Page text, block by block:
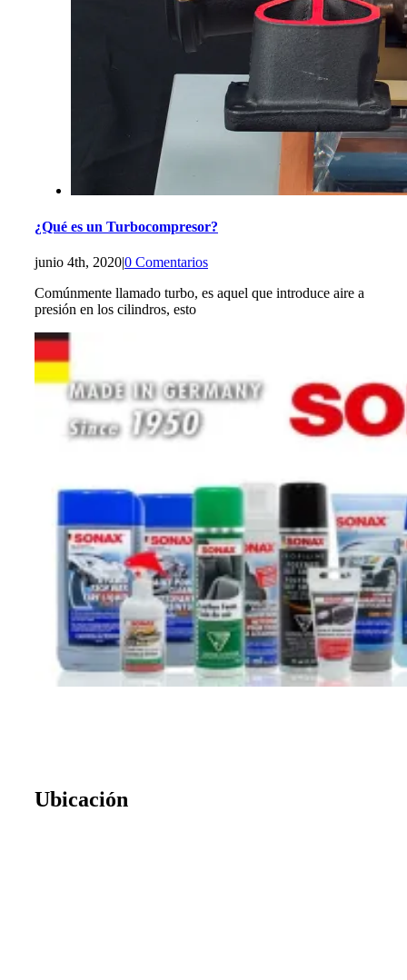
¿Qué es un Turbocompresor?
junio 4th, 2020|0 Comentarios
Comúnmente llamado turbo, es aquel que introduce aire a
presión en los cilindros, esto
Ubicación